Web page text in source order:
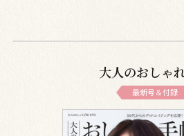
大人のおしゃ
最新号＆付録